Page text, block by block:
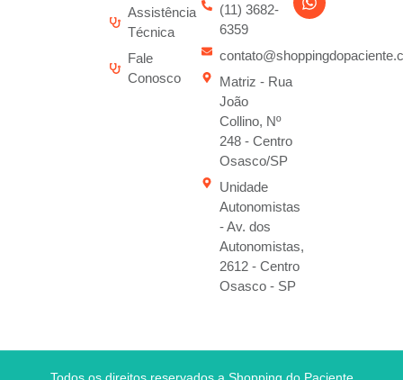
Assistência
Técnica
Fale
Conosco
(11) 3682-
6359
Matriz - Rua
João
Collino, Nº
248 - Centro
Osasco/SP
Unidade
Autonomistas
- Av. dos
Autonomistas,
2612 - Centro
Osasco - SP